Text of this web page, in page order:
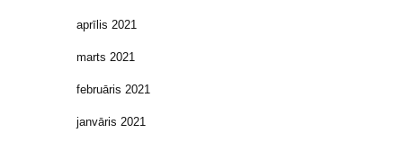
aprīlis 2021
marts 2021
februāris 2021
janvāris 2021